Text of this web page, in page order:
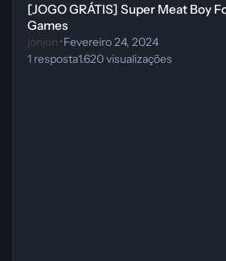
[JOGO GRÁTIS] Super Meat Boy
Games
jonjon ·Fevereiro 24, 2024
1 resposta1.620visualizações